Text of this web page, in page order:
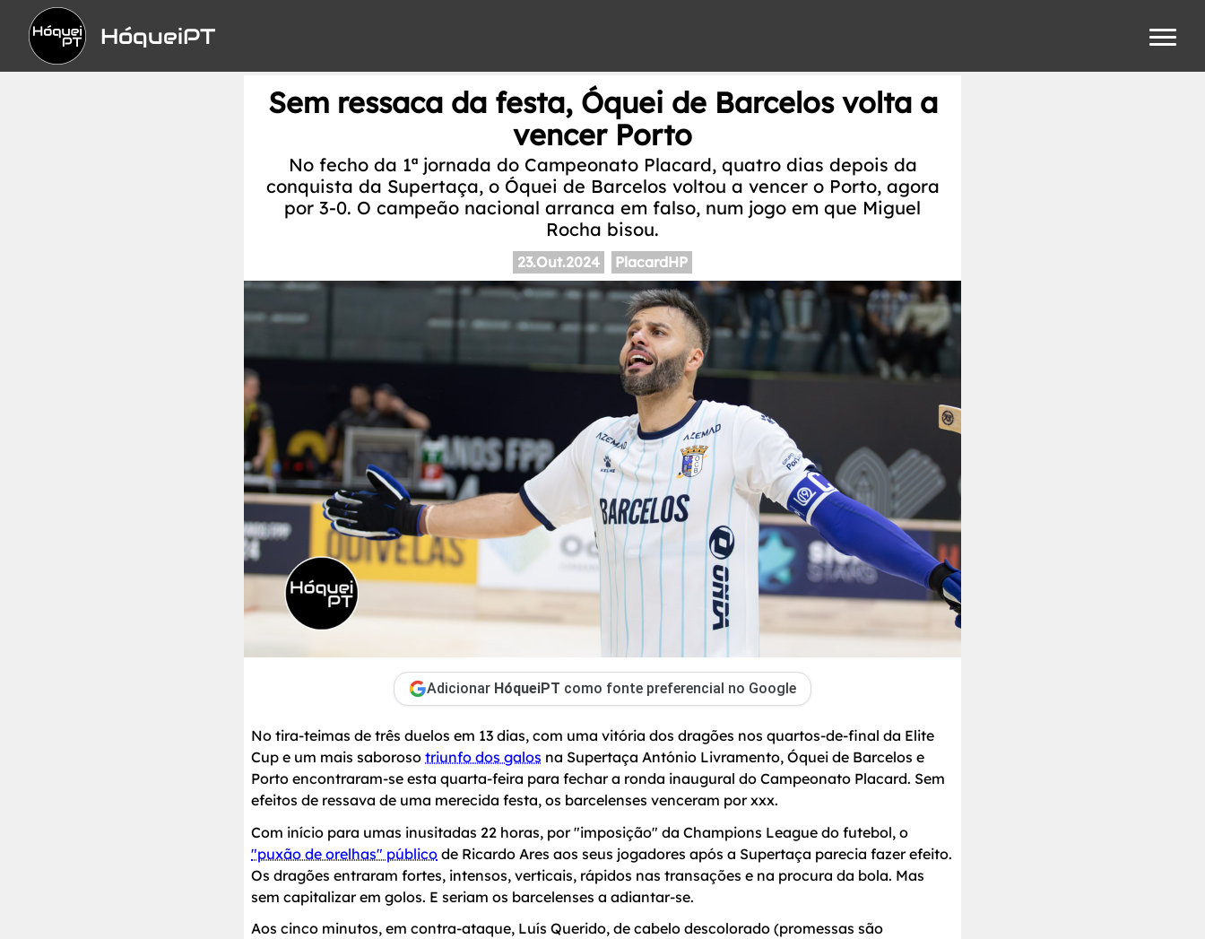
HóqueiPT
Sem ressaca da festa, Óquei de Barcelos volta a
vencer Porto
No fecho da 1ª jornada do Campeonato Placard, quatro dias depois da
conquista da Supertaça, o Óquei de Barcelos voltou a vencer o Porto, agora
por 3-0. O campeão nacional arranca em falso, num jogo em que Miguel
Rocha bisou.
23.Out.2024 PlacardHP
Adicionar HóqueiPT como fonte preferencial no Google
No tira-teimas de três duelos em 13 dias, com uma vitória dos dragões nos quartos-de-final da Elite
Cup e um mais saboroso triunfo dos galos na Supertaça António Livramento, Óquei de Barcelos e
Porto encontraram-se esta quarta-feira para fechar a ronda inaugural do Campeonato Placard. Sem
efeitos de ressava de uma merecida festa, os barcelenses venceram por xxx.
Com início para umas inusitadas 22 horas, por "imposição" da Champions League do futebol, o
"puxão de orelhas" público de Ricardo Ares aos seus jogadores após a Supertaça parecia fazer efeito.
Os dragões entraram fortes, intensos, verticais, rápidos nas transações e na procura da bola. Mas
sem capitalizar em golos. E seriam os barcelenses a adiantar-se.
Aos cinco minutos, em contra-ataque, Luís Querido, de cabelo descolorado (promessas são